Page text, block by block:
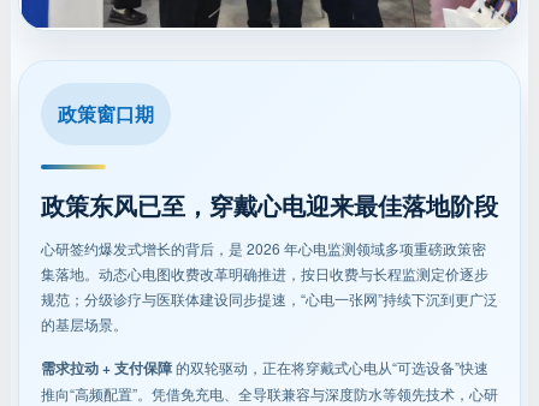
政策窗口期
政策东风已至，穿戴心电迎来最佳落地阶段
心研签约爆发式增长的背后，是 2026 年心电监测领域多项重磅政策密
集落地。动态心电图收费改革明确推进，按日收费与长程监测定价逐步
规范；分级诊疗与医联体建设同步提速，“心电一张网”持续下沉到更广泛
的基层场景。
需求拉动 + 支付保障的双轮驱动，正在将穿戴式心电从“可选设备”快速
推向“高频配置”。凭借免充电、全导联兼容与深度防水等领先技术，心研